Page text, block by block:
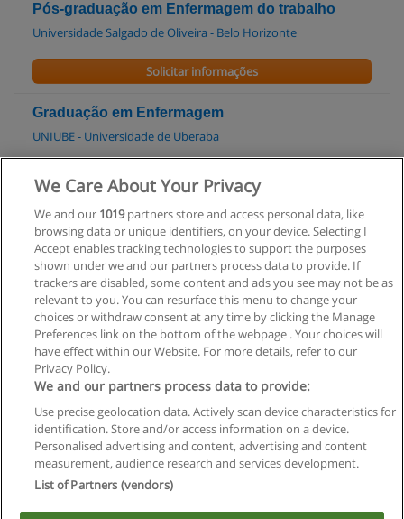
Pós-graduação em Enfermagem do trabalho
Universidade Salgado de Oliveira - Belo Horizonte
Solicitar informações
Graduação em Enfermagem
UNIUBE - Universidade de Uberaba
Solicitar informações
Graduação em Enfermagem
Faculdades Tecsoma
Solicitar informações
Regras de uso
Privacidade de dados
Entrar em contato com Educaedu
Copyright © Educaedu Business S.L. - CIF : B-95610580: -
We Care About Your Privacy
We and our 1019partners store and access personal data, like
browsing data or unique identifiers, on your device. Selecting I
Accept enables tracking technologies to support the purposes
shown under we and our partners process data to provide. If
trackers are disabled, some content and ads you see may not be as
relevant to you. You can resurface this menu to change your
choices or withdraw consent at any time by clicking the Manage
Preferences link on the bottom of the webpage . Your choices will
have effect within our Website. For more details, refer to our
Privacy Policy.
We and our partners process data to provide:
Use precise geolocation data. Actively scan device characteristics for
identification. Store and/or access information on a device.
Personalised advertising and content, advertising and content
measurement, audience research and services development.
List of Partners (vendors)